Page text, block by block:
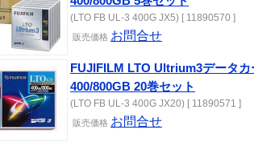
(LTO FB UL-3 400G JX5) [ 11890570 ]
販売価格 お問合せ
FUJIFILM LTO Ultrium3データカ
400/800GB 20巻セット
(LTO FB UL-3 400G JX20) [ 11890571 ]
販売価格 お問合せ